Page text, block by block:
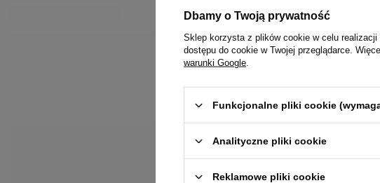
Dbamy o Twoją prywatność
Sklep korzysta z plików cookie w celu realizacji
dostępu do cookie w Twojej przeglądarce.
warunki Google
Funkcjonalne pliki cookie
Analityczne pliki cookie
Reklamowe pliki cookie